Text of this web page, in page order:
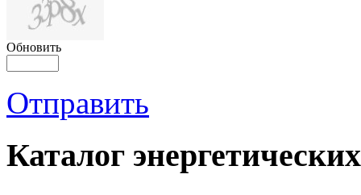
Обновить
Отправить
Каталог